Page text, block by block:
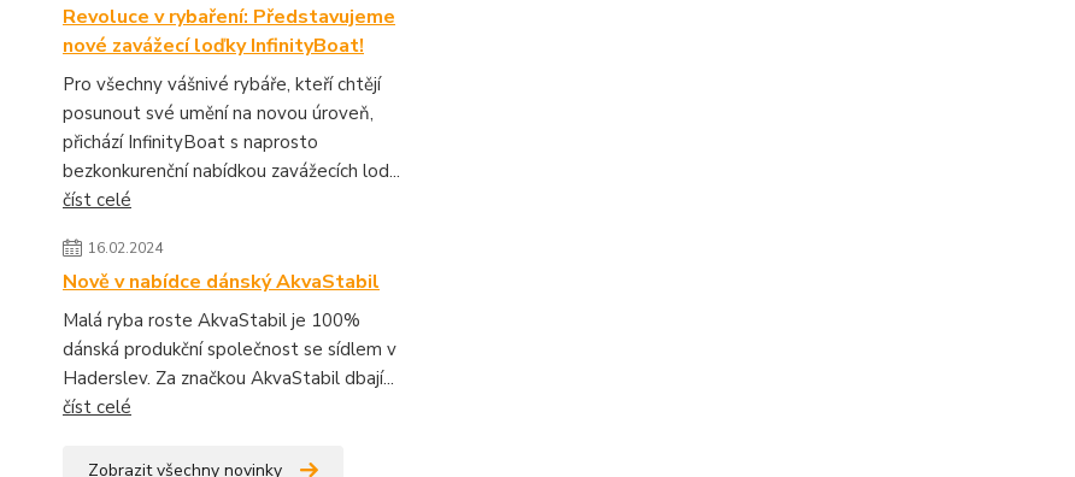
Revoluce v rybaření: Představujeme
nové zavážecí loďky InfinityBoat!
Pro všechny vášnivé rybáře, kteří chtějí
posunout své umění na novou úroveň,
přichází InfinityBoat s naprosto
bezkonkurenční nabídkou zavážecích lod...
číst celé
16.02.2024
Nově v nabídce dánský AkvaStabil
Malá ryba roste AkvaStabil je 100%
dánská produkční společnost se sídlem v
Haderslev. Za značkou AkvaStabil dbají...
číst celé
Zobrazit všechny novinky